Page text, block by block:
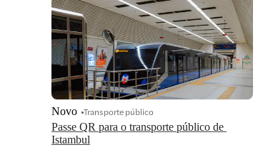
Passe QR para o transporte público de
Istambul
Novo Transporte público